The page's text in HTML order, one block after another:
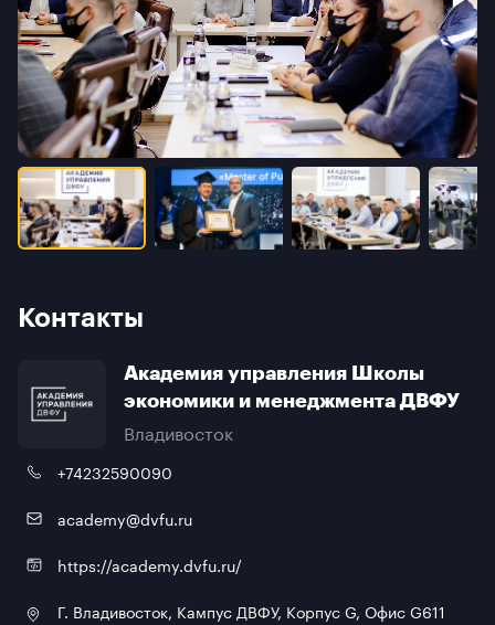
Контакты
Академия управления Школы
экономики и менеджмента ДВФУ
Владивосток
+74232590090
academy@dvfu.ru
https://academy.dvfu.ru/
Г. Владивосток, Кампус ДВФУ, Корпус G, Офис G611